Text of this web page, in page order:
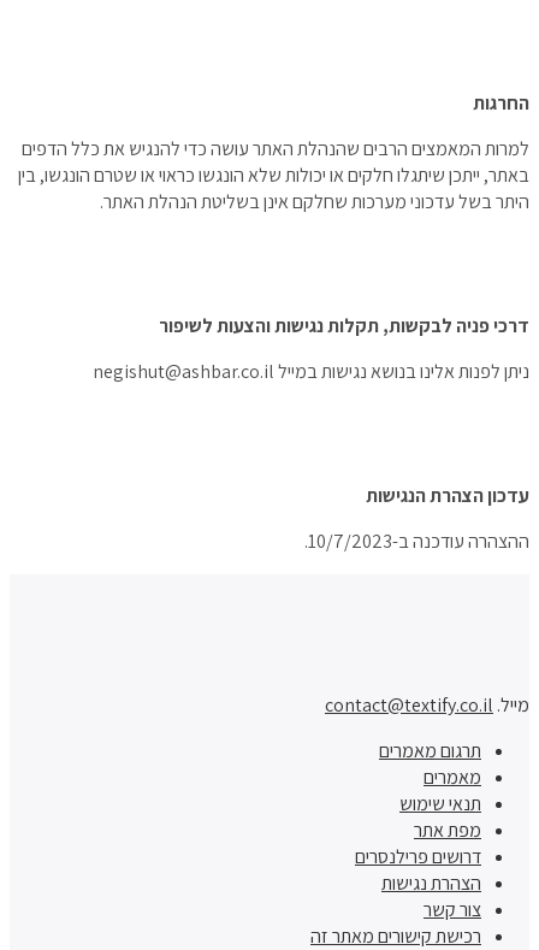
החרגות
למרות המאמצים הרבים שהנהלת האתר עושה כדי להנגיש את כלל הדפים
באתר, ייתכן שיתגלו חלקים או יכולות שלא הונגשו כראוי או שטרם הונגשו, בין
היתר בשל עדכוני מערכות שחלקם אינן בשליטת הנהלת האתר.
דרכי פניה לבקשות, תקלות נגישות והצעות לשיפור
ניתן לפנות אלינו בנושא נגישות במייל negishut@ashbar.co.il
עדכון הצהרת הנגישות
ההצהרה עודכנה ב-10/7/2023.
מייל. contact@textify.co.il
תרגום מאמרים
מאמרים
תנאי שימוש
מפת אתר
דרושים פרילנסרים
הצהרת נגישות
צור קשר
רכישת קישורים מאתר זה